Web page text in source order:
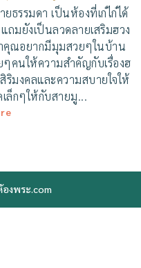
ธรรมดา เป็นห้องที่เก๋ไก๋ได้
ถมยังเป็นลวดลายเสริมฮวง
ณอยากมีมุมสวยๆในบ้าน
ๆคนให้ความสำคัญกับเรื่องฮ
ริมงคลและความสบายใจให้
ล็กๆให้กับสายมู...
องพระ.com